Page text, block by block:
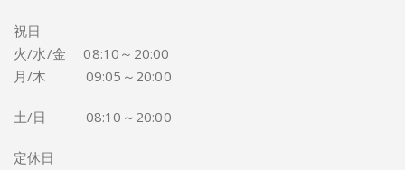
祝日
火/水/金 08:10～20:00
月/木 09:05～20:00
土/日 08:10～20:00
定休日